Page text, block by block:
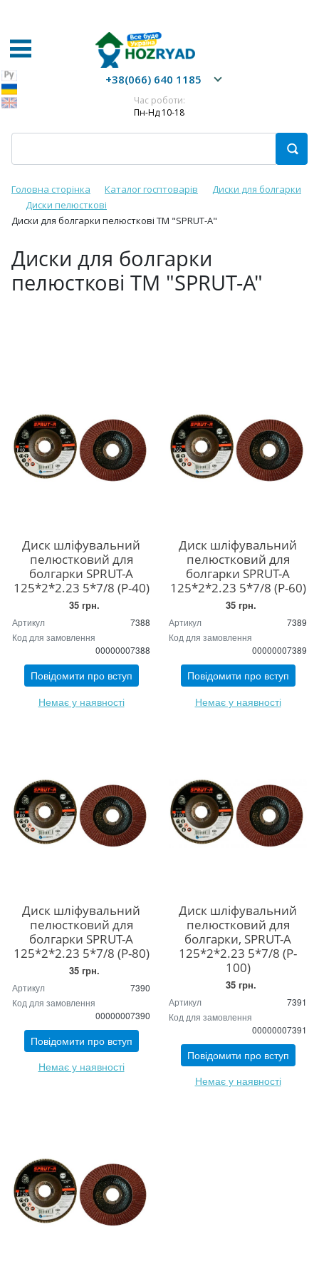
+38(066) 640 1185
Час роботи:
Пн-Нд 10-18
Головна сторінка Каталог госптоварів
Диски для болгарки
Диски пелюсткові
Диски для болгарки пелюсткові ТМ "SPRUT-A"
Диски для болгарки
пелюсткові ТМ "SPRUT-A"
Диск шліфувальний
пелюстковий для
болгарки SPRUT-A
125*2*2.23 5*7/8 (P-40)
35 грн.
Артикул
7388
Код для замовлення
00000007388
Повідомити про вступ
Немає у наявності
Диск шліфувальний
пелюстковий для
болгарки SPRUT-A
125*2*2.23 5*7/8 (P-60)
35 грн.
Артикул
7389
Код для замовлення
00000007389
Повідомити про вступ
Немає у наявності
Диск шліфувальний
пелюстковий для
болгарки SPRUT-A
125*2*2.23 5*7/8 (P-80)
35 грн.
Артикул
7390
Код для замовлення
00000007390
Повідомити про вступ
Немає у наявності
Диск шліфувальний
пелюстковий для
болгарки, SPRUT-A
125*2*2.23 5*7/8 (P-
100)
35 грн.
Артикул
7391
Код для замовлення
00000007391
Повідомити про вступ
Немає у наявності